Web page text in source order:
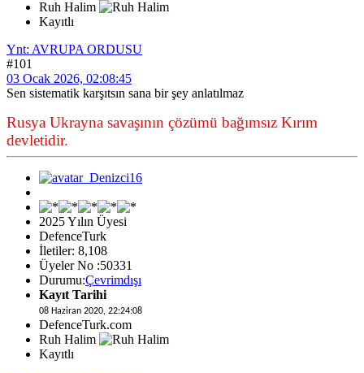
Ruh Halim
Kayıtlı
Ynt: AVRUPA ORDUSU
#101
03 Ocak 2026, 02:08:45
Sen sistematik karşıtsın sana bir şey anlatılmaz
Rusya Ukrayna savaşının çözümü bağımsız Kırım
devletidir.
2025 Yılın Üyesi
DefenceTurk
İletiler: 8,108
Üyeler No :50331
Durumu:Çevrimdışı
Kayıt Tarihi
08 Haziran 2020, 22:24:08
DefenceTurk.com
Ruh Halim
Kayıtlı